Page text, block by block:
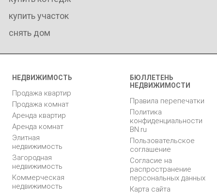
купить участок
снять дом
НЕДВИЖИМОСТЬ
Продажа квартир
Продажа комнат
Аренда квартир
Аренда комнат
Элитная
недвижимость
Загородная
недвижимость
Коммерческая
недвижимость
БЮЛЛЕТЕНЬ
НЕДВИЖИМОСТИ
Правила перепечатки
Политика
конфиденциальности
BN.ru
Пользовательское
соглашение
Согласие на
распространение
персональных данных
Карта сайта